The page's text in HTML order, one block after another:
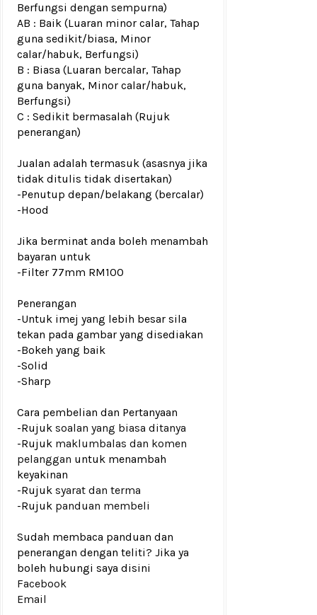
Berfungsi dengan sempurna)
AB : Baik (Luaran minor calar, Tahap
guna sedikit/biasa, Minor
calar/habuk, Berfungsi)
B : Biasa (Luaran bercalar, Tahap
guna banyak, Minor calar/habuk,
Berfungsi)
C : Sedikit bermasalah (Rujuk
penerangan)
Jualan adalah termasuk (asasnya jika
tidak ditulis tidak disertakan)
-Penutup depan/belakang (bercalar)
-Hood
Jika berminat anda boleh menambah
bayaran untuk
-Filter 77mm RM100
Penerangan
-Untuk imej yang lebih besar sila
tekan pada gambar yang disediakan
-Bokeh yang baik
-Solid
-Sharp
Cara pembelian dan Pertanyaan
-Rujuk soalan yang biasa ditanya
-Rujuk maklumbalas dan komen
pelanggan untuk menambah
keyakinan
-Rujuk syarat dan terma
-Rujuk panduan membeli
Sudah membaca panduan dan
penerangan dengan teliti? Jika ya
boleh hubungi saya disini
Facebook
Email